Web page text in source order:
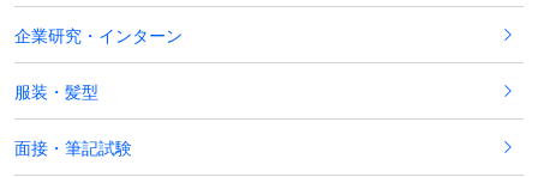
企業研究・インターン
服装・髪型
面接・筆記試験